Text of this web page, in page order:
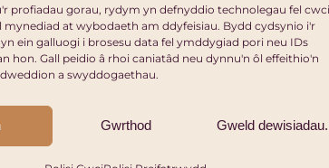
profiadau gorau, rydym yn defnyddio technolegau fel
mynediad at wybodaeth am ddyfeisiau. Bydd cydsynio i'r
ein galluogi i brosesu data fel ymddygiad pori neu IDs
hon. Gall peidio â rhoi caniatâd neu dynnu'n ôl effeithio'n
a swyddogaethau.
Gwrthod Gweld dewisiadau.